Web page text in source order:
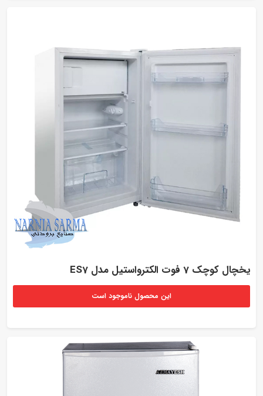
یخچال کوچک 7 فوت الکترواستیل مدل ES7
این محصول ناموجود است